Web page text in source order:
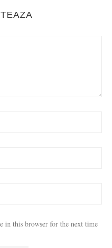
in this browser for the next time